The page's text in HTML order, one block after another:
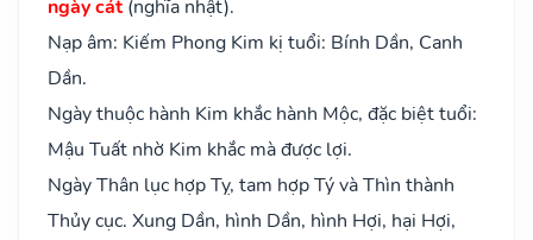
ngày cát(nghĩa nhật).
Nạp âm: Kiếm Phong Kim kị tuổi: Bính Dần, Canh
Dần.
Ngày thuộc hành Kim khắc hành Mộc, đặc biệt tuổi:
Mậu Tuất nhờ Kim khắc mà được lợi.
Ngày Thân lục hợp Tỵ, tam hợp Tý và Thìn thành
Thủy cục. Xung Dần, hình Dần, hình Hợi, hại Hợi,